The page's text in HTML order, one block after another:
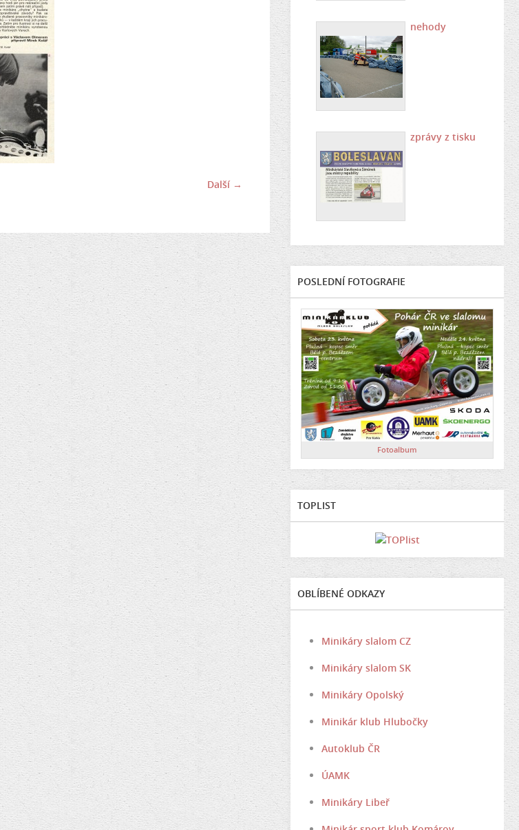
Další →
nehody
zprávy z tisku
POSLEDNÍ FOTOGRAFIE
Fotoalbum
TOPLIST
OBLÍBENÉ ODKAZY
Minikáry slalom CZ
Minikáry slalom SK
Minikáry Opolský
Minikár klub Hlubočky
Autoklub ČR
ÚAMK
Minikáry Libeř